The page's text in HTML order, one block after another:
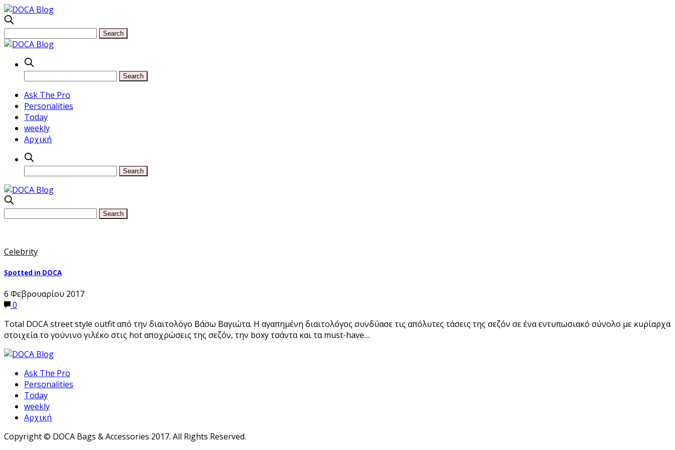
Ask The Pro
Personalities
Today
weekly
Αρχική
Celebrity
Spotted in DOCA
6 Φεβρουαρίου 2017
0
Total DOCA street style outfit από την διαιτολόγο Βάσω Βαγιώτα. Η αγαπημένη διαιτολόγος συνδύασε τις απόλυτες τάσεις της σεζόν σε ένα εντυπωσιακό σύνολο με κυρίαρχα
στοιχεία το γούνινο γιλέκο στις hot αποχρώσεις της σεζόν, την boxy τσάντα και τα must-have…
Ask The Pro
Personalities
Today
weekly
Αρχική
Copyright © DOCA Bags & Accessories 2017. All Rights Reserved.